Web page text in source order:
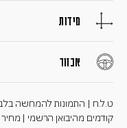
מידות
אבזור
קודמים מהיבואן הרשמי | מחיר